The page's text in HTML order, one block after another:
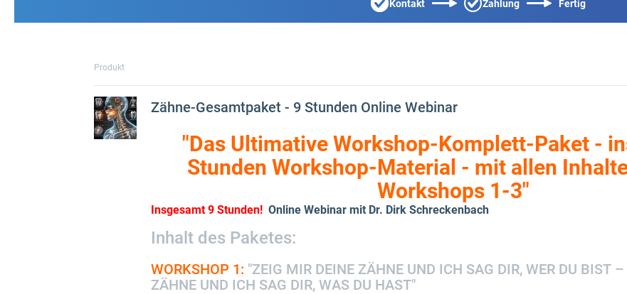
Kontakt Zahlung Fertig
Produkt
Zähne-Gesamtpaket - 9 Stunden Online Webinar
"Das Ultimative Workshop-Komplett-Paket -
Stunden Workshop-Material - mit allen
Workshops 1-3"
Insgesamt 9 Stunden! Online Webinar mit Dr. Dirk Schreckenbach
Inhalt des Paketes:
WORKSHOP 1: "ZEIG MIR DEINE ZÄHNE UND ICH SAG DIR, WER DU BIST
ZÄHNE UND ICH SAG DIR, WAS DU HAST"